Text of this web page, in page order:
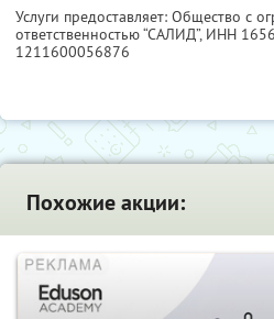
Услуги предоставляет: Общество с
ответственностью “САЛИД”, ИНН
1211600056876
Похожие акции: